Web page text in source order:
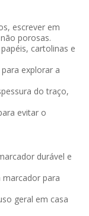
escrever em
porosas.
cartolinas e
explorar a
do traço,
evitar o
durável e
marcador para
geral em casa